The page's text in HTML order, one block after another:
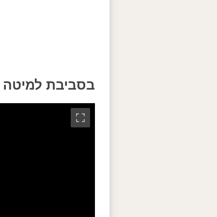
בסביבת למיטה